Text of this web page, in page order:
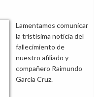
Lamentamos comunicar
la tristísima noticia del
fallecimiento de
nuestro afiliado y
compañero Raimundo
García Cruz.